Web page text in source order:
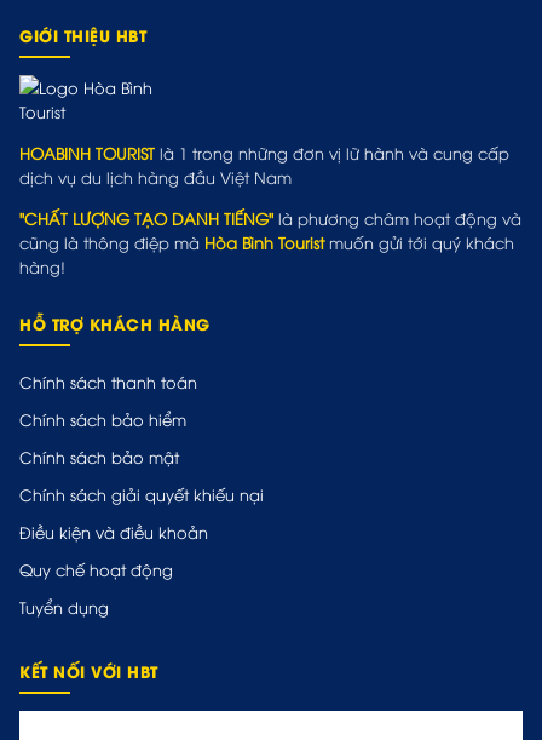
GIỚI THIỆU HBT
HOABINH TOURIST là 1 trong những đơn vị lữ hành và cung cấp
dịch vụ du lịch hàng đầu Việt Nam
"CHẤT LƯỢNG TẠO DANH TIẾNG" là phương châm hoạt động và
cũng là thông điệp mà Hòa Bình Touristmuốn gửi tới quý khách
hàng!
HỖ TRỢ KHÁCH HÀNG
Chính sách thanh toán
Chính sách bảo hiểm
Chính sách bảo mật
Chính sách giải quyết khiếu nại
Điều kiện và điều khoản
Quy chế hoạt động
Tuyển dụng
KẾT NỐI VỚI HBT